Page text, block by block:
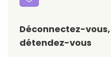
Déconnectez-
détendez-vous